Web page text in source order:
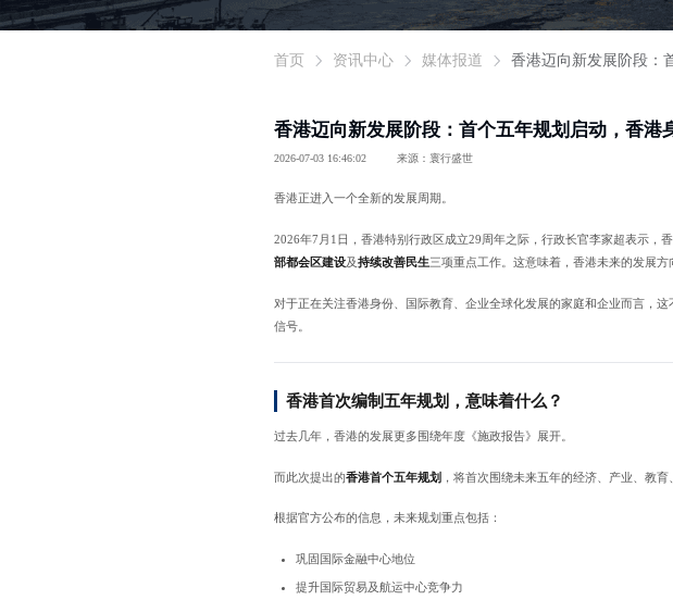
首页 资讯中心 媒体报道 香港迈向新发展阶段：
香港迈向新发展阶段：首个五年规划启动，香港
2026-07-03 16:46:02 来源：寰行盛世
香港正进入一个全新的发展周期。
2026年7月1日，香港特别行政区成立29周年之际，行政长官李家超表示，
部都会区建设及持续改善民生三项重点工作。这意味着，香港未来的发展方
对于正在关注香港身份、国际教育、企业全球化发展的家庭和企业而言，
信号。
香港首次编制五年规划，意味着什么？
过去几年，香港的发展更多围绕年度《施政报告》展开。
而此次提出的香港首个五年规划 ，将首次围绕未来五年的经济、产业、教
根据官方公布的信息，未来规划重点包括：
巩固国际金融中心地位
提升国际贸易及航运中心竞争力